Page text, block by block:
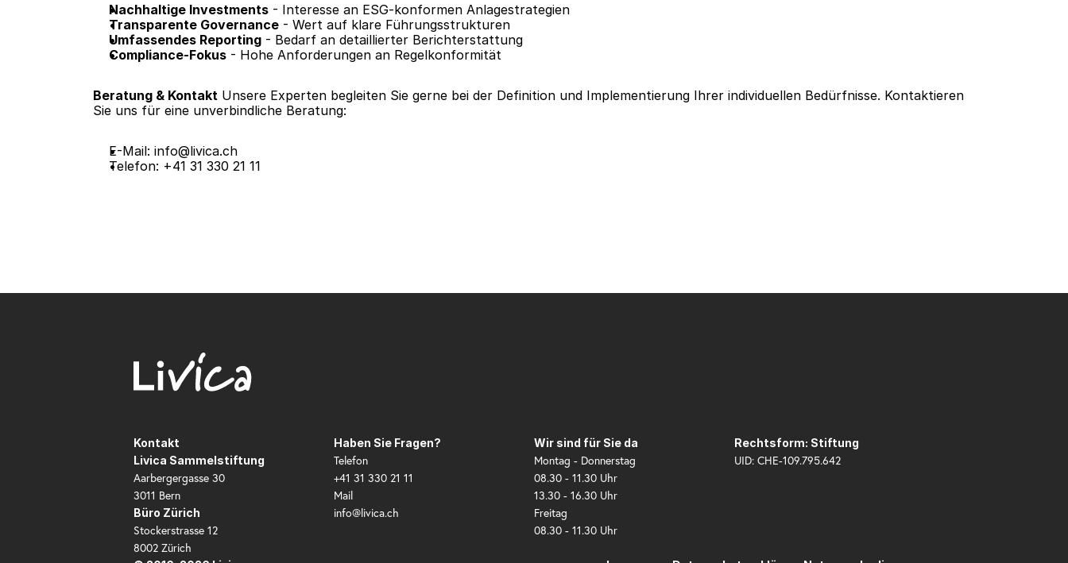
Nachhaltige Investments - Interesse an ESG-konformen Anlagestrategien
Transparente Governance - Wert auf klare Führungsstrukturen
Umfassendes Reporting - Bedarf an detaillierter Berichterstattung
Compliance-Fokus - Hohe Anforderungen an Regelkonformität
Beratung & Kontakt Unsere Experten begleiten Sie gerne bei der Definition und Implementierung Ihrer individuellen Bedürfnisse. Kontaktieren
Sie uns für eine unverbindliche Beratung:
E-Mail: info@livica.ch
Telefon: +41 31 330 21 11
Kontakt
Livica Sammelstiftung
Aarbergergasse 30
3011 Bern
Büro Zürich
Stockerstrasse 12
8002 Zürich
Haben Sie Fragen?
Telefon
+41 31 330 21 11
Mail
info@livica.ch
Wir sind für Sie da
Montag - Donnerstag
08.30 - 11.30 Uhr
13.30 - 16.30 Uhr
Freitag
08.30 - 11.30 Uhr
Rechtsform: Stiftung
UID: CHE-109.795.642